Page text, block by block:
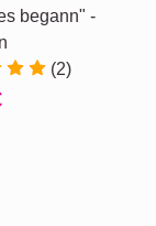
begann" -
(2)